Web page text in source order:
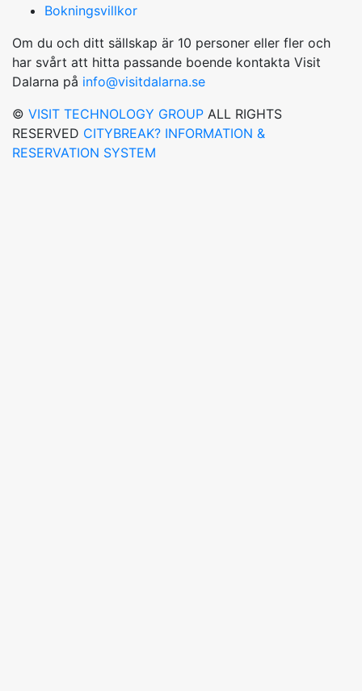
Bokningsvillkor
Om du och ditt sällskap är 10 personer eller fler och
har svårt att hitta passande boende kontakta Visit
Dalarna på info@visitdalarna.se
© VISIT TECHNOLOGY GROUP ALL RIGHTS
RESERVED CITYBREAK? INFORMATION &
RESERVATION SYSTEM